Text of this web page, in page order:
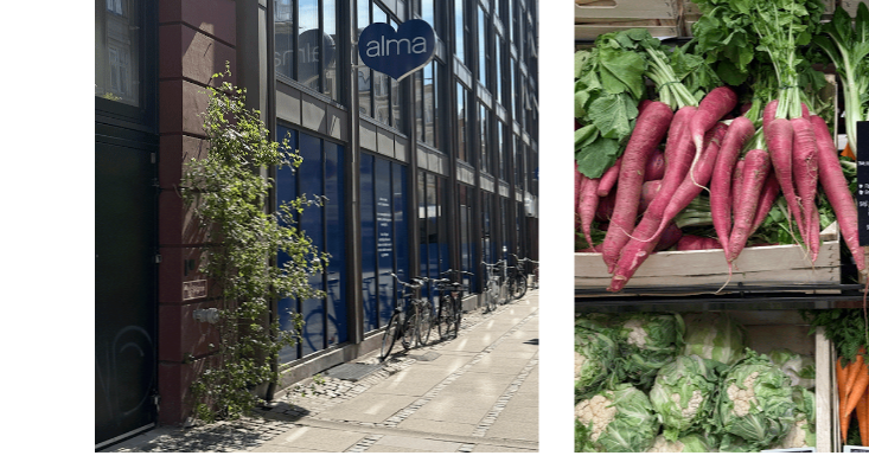
Vi skaber en bedre indkøbsoplevelse og har fokus på den behagelige
butiksindretning og det nærværende møde mellem vores medarbejdere og
vores kunder.
På denne måde håber vi at blive det foretrukne indkøbssted for
ansvarsbevidste kunder, som nyder god mad, men samtidig går op i at passe
på planeten.